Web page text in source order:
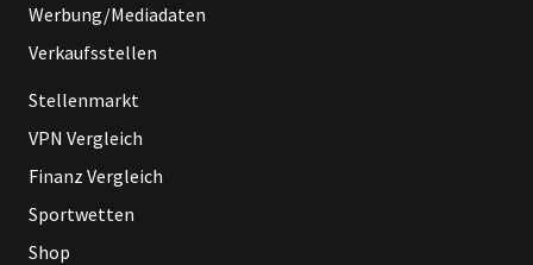
Werbung/Mediadaten
Verkaufsstellen
Stellenmarkt
VPN Vergleich
Finanz Vergleich
Sportwetten
Shop